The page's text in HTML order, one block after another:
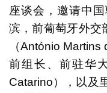
座谈会，邀请中
滨，前葡萄牙外交
（António
前组长、前驻华
Catarino），以及